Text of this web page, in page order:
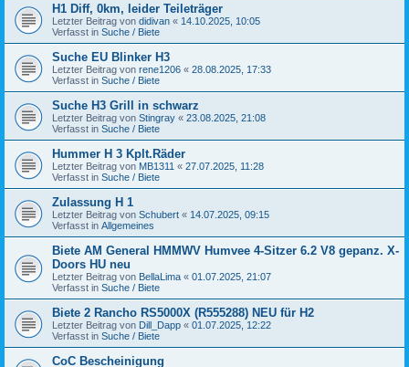
H1 Diff, 0km, leider Teileträger
Letzter Beitrag von didivan « 14.10.2025, 10:05
Verfasst in Suche / Biete
Suche EU Blinker H3
Letzter Beitrag von rene1206 « 28.08.2025, 17:33
Verfasst in Suche / Biete
Suche H3 Grill in schwarz
Letzter Beitrag von Stingray « 23.08.2025, 21:08
Verfasst in Suche / Biete
Hummer H 3 Kplt.Räder
Letzter Beitrag von MB1311 « 27.07.2025, 11:28
Verfasst in Suche / Biete
Zulassung H 1
Letzter Beitrag von Schubert « 14.07.2025, 09:15
Verfasst in Allgemeines
Biete AM General HMMWV Humvee 4-Sitzer 6.2 V8 gepanz. X-
Doors HU neu
Letzter Beitrag von BellaLima « 01.07.2025, 21:07
Verfasst in Suche / Biete
Biete 2 Rancho RS5000X (R555288) NEU für H2
Letzter Beitrag von Dill_Dapp « 01.07.2025, 12:22
Verfasst in Suche / Biete
CoC Bescheinigung